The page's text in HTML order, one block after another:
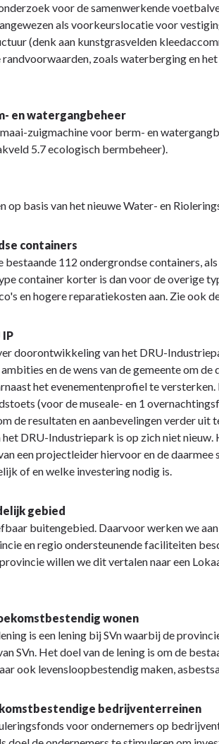
voor de samenwerkende
als voorkeurslocatie voor
(denk aan kunstgrasvelden
zoals waterberging en
en watergangbeheer
zuigmachine voor berm- en
5.7 ecologisch bermbeheer).
basis van het nieuwe Water- en
containers
112 ondergrondse containers,
container korter is dan voor de overige
en hogere reparatiekosten aan. Zie ook
doorontwikkeling van het DRU-
en de wens van de gemeente om
het evenementenprofiel te
(voor de museale- en 1
de resultaten en aanbevelingen verder uit
DRU-Industriepark is op zich niet
een projectleider hiervoor en de daarmee
of en welke investering nodig is.
gebied
buitengebied. Daarvoor werken we
en regio ondersteunende faciliteiten
willen we dit vertalen naar een
wonen
is een lening bij SVn waarbij de
SVn. Het doel van de lening is om de
ook levensloopbestendig maken,
bedrijventerreinen
voor ondernemers op